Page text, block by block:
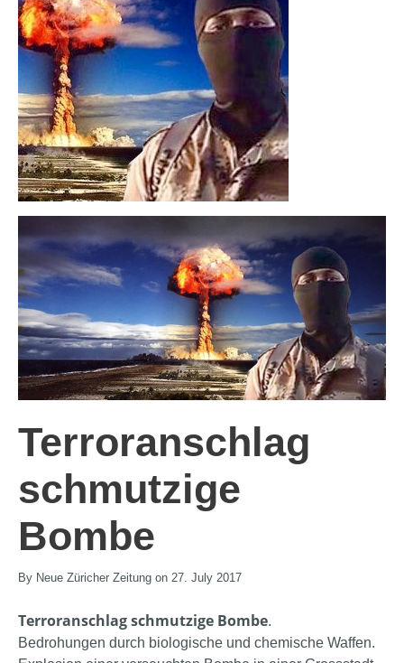
Terroranschlag
schmutzige
Bombe
By Neue Züricher Zeitung on 27. July 2017
Terroranschlag schmutzige Bombe.
Bedrohungen durch biologische und chemische Waffen.